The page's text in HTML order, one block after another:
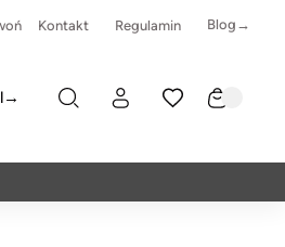
Kontakt Regulamin Blog→